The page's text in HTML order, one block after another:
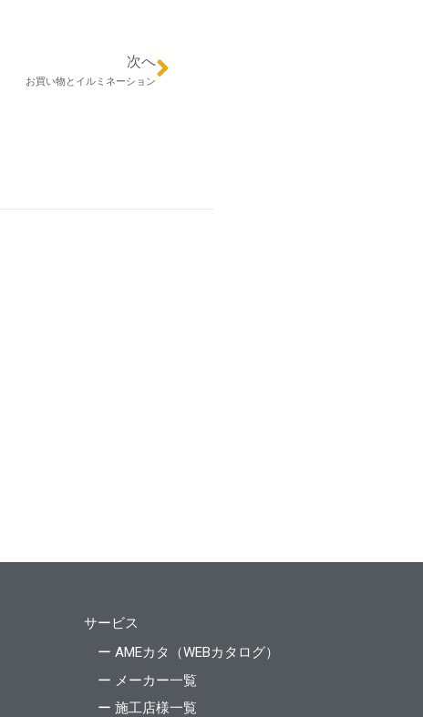
次へ
お買い物とイルミネーション
サービス
ー AMEカタ（WEBカタログ）
ー メーカー一覧
ー 施工店様一覧